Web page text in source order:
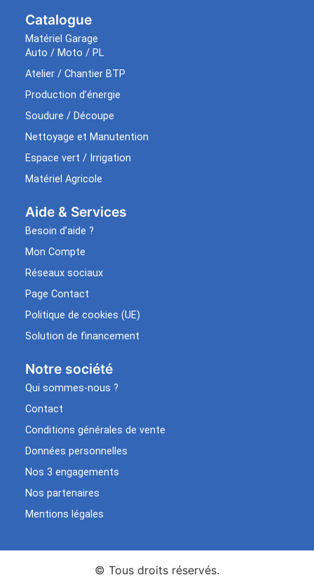
Catalogue
Matériel Garage
Auto / Moto / PL
Atelier / Chantier BTP
Production d’énergie
Soudure / Découpe
Nettoyage et Manutention
Espace vert / Irrigation
Matériel Agricole
Aide & Services​
Besoin d’aide ?
Mon Compte
Réseaux sociaux
Page Contact
Politique de cookies (UE)
Solution de financement
Notre société
Qui sommes-nous ?
Contact
Conditions générales de vente
Données personnelles
Nos 3 engagements
Nos partenaires
Mentions légales
© Tous droits réservés.